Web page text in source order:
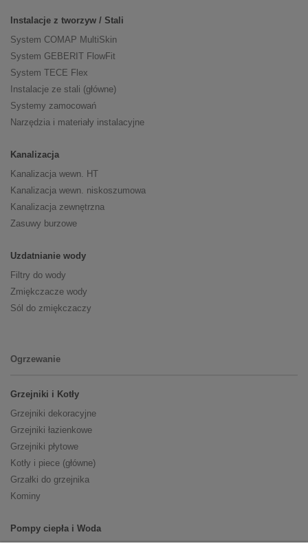
Instalacje z tworzyw / Stali
System COMAP MultiSkin
System GEBERIT FlowFit
System TECE Flex
Instalacje ze stali (główne)
Systemy zamocowań
Narzędzia i materiały instalacyjne
Kanalizacja
Kanalizacja wewn. HT
Kanalizacja wewn. niskoszumowa
Kanalizacja zewnętrzna
Zasuwy burzowe
Uzdatnianie wody
Filtry do wody
Zmiękczacze wody
Sól do zmiękczaczy
Ogrzewanie
Grzejniki i Kotły
Grzejniki dekoracyjne
Grzejniki łazienkowe
Grzejniki płytowe
Kotły i piece (główne)
Grzałki do grzejnika
Kominy
Pompy ciepła i Woda